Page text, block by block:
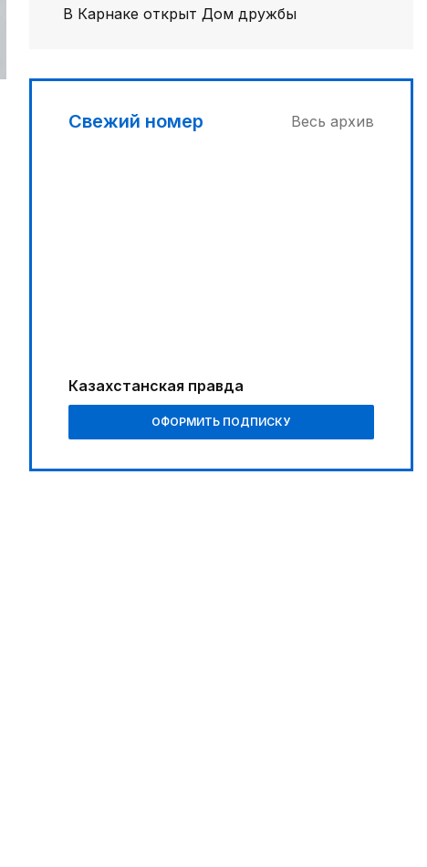
В Карнаке открыт Дом дружбы
04:00
06:30
Библиотеки на новый лад
Свежий номер Весь архив
Казахстанская правда
ОФОРМИТЬ ПОДПИСКУ